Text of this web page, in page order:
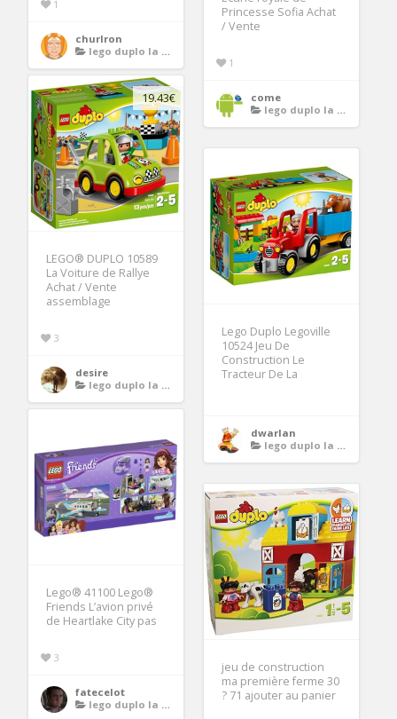
1
churlron
lego duplo la ferme
Princesse Sofia Achat
/ Vente
1
come
lego duplo la ferme
19.43€
LEGO® DUPLO 10589
La Voiture de Rallye
Achat / Vente
assemblage
3
desire
lego duplo la ferme
Lego Duplo Legoville
10524 Jeu De
Construction Le
Tracteur De La
dwarlan
lego duplo la ferme
Lego® 41100 Lego®
Friends L’avion privé
de Heartlake City pas
3
fatecelot
lego duplo la ferme
jeu de construction
ma première ferme 30
? 71 ajouter au panier